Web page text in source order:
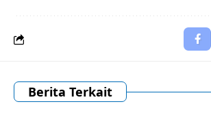
Berita Terkait